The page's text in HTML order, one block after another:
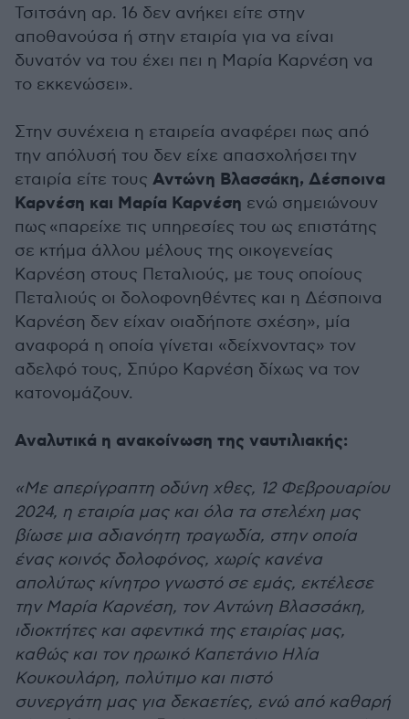
Τσιτσάνη αρ. 16 δεν ανήκει είτε στην
αποθανούσα ή στην εταιρία για να είναι
δυνατόν να του έχει πει η Μαρία Καρνέση να
το εκκενώσει».
Στην συνέχεια η εταιρεία αναφέρει πως από
την απόλυσή του δεν είχε απασχολήσει την
εταιρία είτε τους Αντώνη Βλασσάκη, Δέσποινα
Καρνέση και Μαρία Καρνέση ενώ σημειώνουν
πως «παρείχε τις υπηρεσίες του ως επιστάτης
σε κτήμα άλλου μέλους της οικογενείας
Καρνέση στους Πεταλιούς, με τους οποίους
Πεταλιούς οι δολοφονηθέντες και η Δέσποινα
Καρνέση δεν είχαν οιαδήποτε σχέση», μία
αναφορά η οποία γίνεται «δείχνοντας» τον
αδελφό τους, Σπύρο Καρνέση δίχως να τον
κατονομάζουν.
Αναλυτικά η ανακοίνωση της ναυτιλιακής:
«Με απερίγραπτη οδύνη χθες, 12 Φεβρουαρίου
2024, η εταιρία μας και όλα τα στελέχη μας
βίωσε μια αδιανόητη τραγωδία, στην οποία
ένας κοινός δολοφόνος, χωρίς κανένα
απολύτως κίνητρο γνωστό σε εμάς, εκτέλεσε
την Μαρία Καρνέση, τον Αντώνη Βλασσάκη,
ιδιοκτήτες και αφεντικά της εταιρίας μας,
καθώς και τον ηρωικό Καπετάνιο Ηλία
Κουκουλάρη, πολύτιμο και πιστό
συνεργάτη μας για δεκαετίες, ενώ από καθαρή